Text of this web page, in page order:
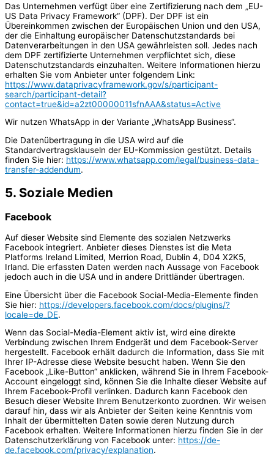
Das Unternehmen verfügt über eine Zertifizierung nach dem „EU-
US Data Privacy Framework“ (DPF). Der DPF ist ein
Übereinkommen zwischen der Europäischen Union und den USA,
der die Einhaltung europäischer Datenschutzstandards bei
Datenverarbeitungen in den USA gewährleisten soll. Jedes nach
dem DPF zertifizierte Unternehmen verpflichtet sich, diese
Datenschutzstandards einzuhalten. Weitere Informationen hierzu
erhalten Sie vom Anbieter unter folgendem Link:
https://www.dataprivacyframework.gov/s/participant-
search/participant-detail?
contact=true&id=a2zt00000011sfnAAA&status=Active
Wir nutzen WhatsApp in der Variante „WhatsApp Business“.
Die Datenübertragung in die USA wird auf die
Standardvertragsklauseln der EU-Kommission gestützt. Details
finden Sie hier: https://www.whatsapp.com/legal/business-data-
transfer-addendum.
5. Soziale Medien
Facebook
Auf dieser Website sind Elemente des sozialen Netzwerks
Facebook integriert. Anbieter dieses Dienstes ist die Meta
Platforms Ireland Limited, Merrion Road, Dublin 4, D04 X2K5,
Irland. Die erfassten Daten werden nach Aussage von Facebook
jedoch auch in die USA und in andere Drittländer übertragen.
Eine Übersicht über die Facebook Social-Media-Elemente finden
Sie hier: https://developers.facebook.com/docs/plugins/?
locale=de_DE.
Wenn das Social-Media-Element aktiv ist, wird eine direkte
Verbindung zwischen Ihrem Endgerät und dem Facebook-Server
hergestellt. Facebook erhält dadurch die Information, dass Sie mit
Ihrer IP-Adresse diese Website besucht haben. Wenn Sie den
Facebook „Like-Button“ anklicken, während Sie in Ihrem Facebook-
Account eingeloggt sind, können Sie die Inhalte dieser Website auf
Ihrem Facebook-Profil verlinken. Dadurch kann Facebook den
Besuch dieser Website Ihrem Benutzerkonto zuordnen. Wir weisen
darauf hin, dass wir als Anbieter der Seiten keine Kenntnis vom
Inhalt der übermittelten Daten sowie deren Nutzung durch
Facebook erhalten. Weitere Informationen hierzu finden Sie in der
Datenschutzerklärung von Facebook unter: https://de-
de.facebook.com/privacy/explanation.